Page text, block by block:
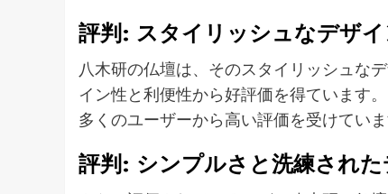
評判: スタイリッシュなデザ
八木研の仏壇は、そのスタイリッシュな
イン性と利便性から好評価を得ています
多くのユーザーから高い評価を受けていま
評判: シンプルさと洗練され